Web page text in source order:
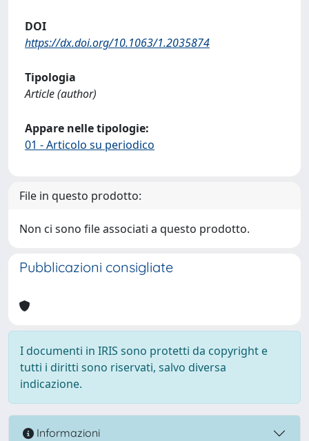
DOI
https://dx.doi.org/10.1063/1.2035874
Tipologia
Article (author)
Appare nelle tipologie:
01 - Articolo su periodico
File in questo prodotto:
Non ci sono file associati a questo prodotto.
Pubblicazioni consigliate
I documenti in IRIS sono protetti da copyright e
tutti i diritti sono riservati, salvo diversa
indicazione.
Informazioni